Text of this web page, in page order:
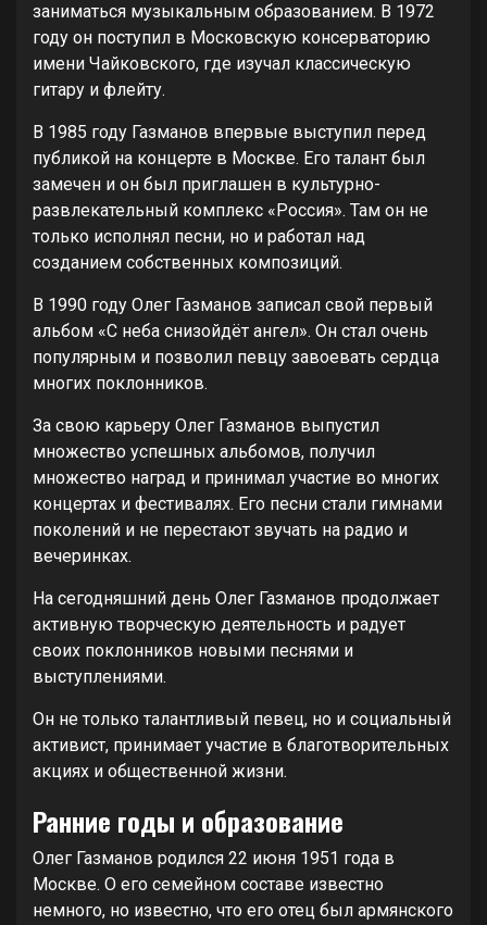
заниматься музыкальным образованием. В 1972
году он поступил в Московскую консерваторию
имени Чайковского, где изучал классическую
гитару и флейту.
В 1985 году Газманов впервые выступил перед
публикой на концерте в Москве. Его талант был
замечен и он был приглашен в культурно-
развлекательный комплекс «Россия». Там он не
только исполнял песни, но и работал над
созданием собственных композиций.
В 1990 году Олег Газманов записал свой первый
альбом «С неба снизойдёт ангел». Он стал очень
популярным и позволил певцу завоевать сердца
многих поклонников.
За свою карьеру Олег Газманов выпустил
множество успешных альбомов, получил
множество наград и принимал участие во многих
концертах и фестивалях. Его песни стали гимнами
поколений и не перестают звучать на радио и
вечеринках.
На сегодняшний день Олег Газманов продолжает
активную творческую деятельность и радует
своих поклонников новыми песнями и
выступлениями.
Он не только талантливый певец, но и социальный
активист, принимает участие в благотворительных
акциях и общественной жизни.
Ранние годы и образование
Олег Газманов родился 22 июня 1951 года в
Москве. О его семейном составе известно
немного, но известно, что его отец был армянского